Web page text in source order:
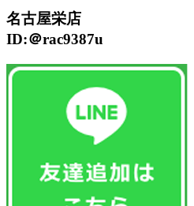
名古屋栄店
ID:＠rac9387u